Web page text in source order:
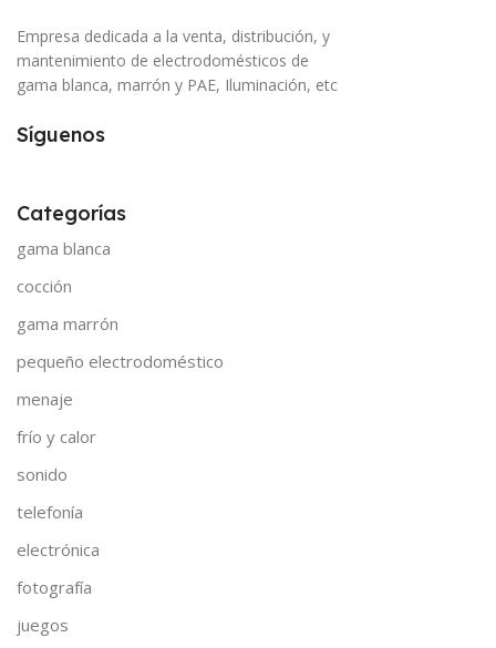
Empresa dedicada a la venta, distribución, y
mantenimiento de electrodomésticos de
gama blanca, marrón y PAE, Iluminación, etc
Síguenos
Categorías
gama blanca
cocción
gama marrón
pequeño electrodoméstico
menaje
frío y calor
sonido
telefonía
electrónica
fotografía
juegos